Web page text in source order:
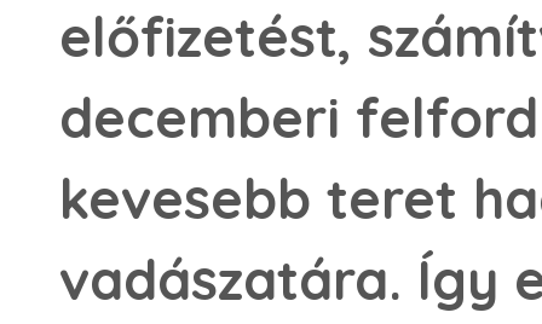
előfizetést,
decemberi
kevesebb teret
vadászatára. Így